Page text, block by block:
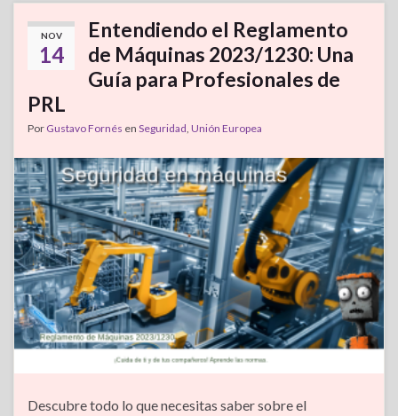
NOV
14
Entendiendo el Reglamento
de Máquinas 2023/1230: Una
Guía para Profesionales de
PRL
Por Gustavo Fornés en Seguridad Unión Europea
Descubre todo lo que necesitas saber sobre el